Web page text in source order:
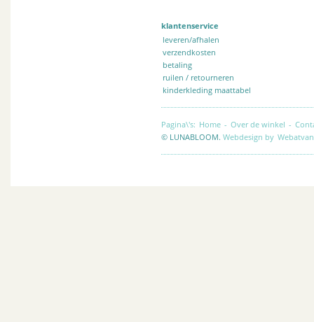
klantenservice
leveren/afhalen
verzendkosten
betaling
ruilen / retourneren
kinderkleding maattabel
Pagina\'s: Home - Over de winkel -
© LUNABLOOM. Webdesign by